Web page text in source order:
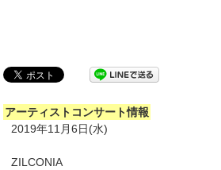
アーティストコンサート情報
2019年11月6日(水)
ZILCONIA